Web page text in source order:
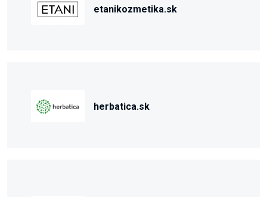
etanikozmetika.sk
herbatica.sk